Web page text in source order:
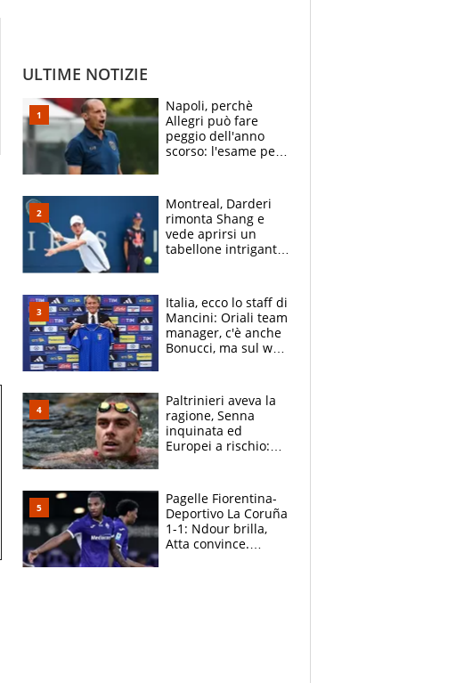
ULTIME NOTIZIE
Napoli, perchè
Allegri può fare
peggio dell'anno
scorso: l'esame per
Monopoly
Montreal, Darderi
rimonta Shang e
vede aprirsi un
tabellone intrigante:
felice del mio livello"
Italia, ecco lo staff di
Mancini: Oriali team
manager, c'è anche
Bonucci, ma sul web
Paltrinieri aveva la
ragione, Senna
inquinata ed
Europei a rischio:
adesso
Pagelle Fiorentina-
Deportivo La Coruña
1-1: Ndour brilla,
Atta convince.